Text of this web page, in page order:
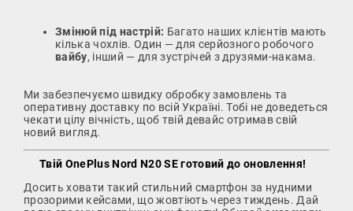
Змінюй під настрій: Багато наших клієнтів мають
кілька чохлів. Один — для серйозного робочого
вайбу, інший — для зустрічей з друзями-накама.
Ми забезпечуємо швидку обробку замовлень та
оперативну доставку по всій Україні. Тобі не доведеться
чекати цілу вічність, щоб твій девайс отримав свій
новий вигляд.
Твій OnePlus Nord N20 SE готовий до оновлення!
Досить ховати такий стильний смартфон за нудними
прозорими кейсами, що жовтіють через тиждень. Дай